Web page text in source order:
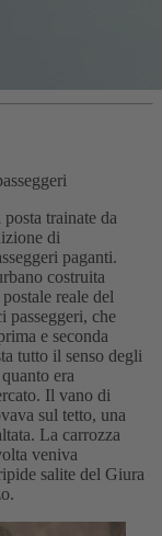
trainate da
di
paganti.
costruita
reale del
passeggeri, che
e seconda
tutto il senso degli
era
Il vano di
sul tetto, una
La carrozza
veniva
salite del Giura